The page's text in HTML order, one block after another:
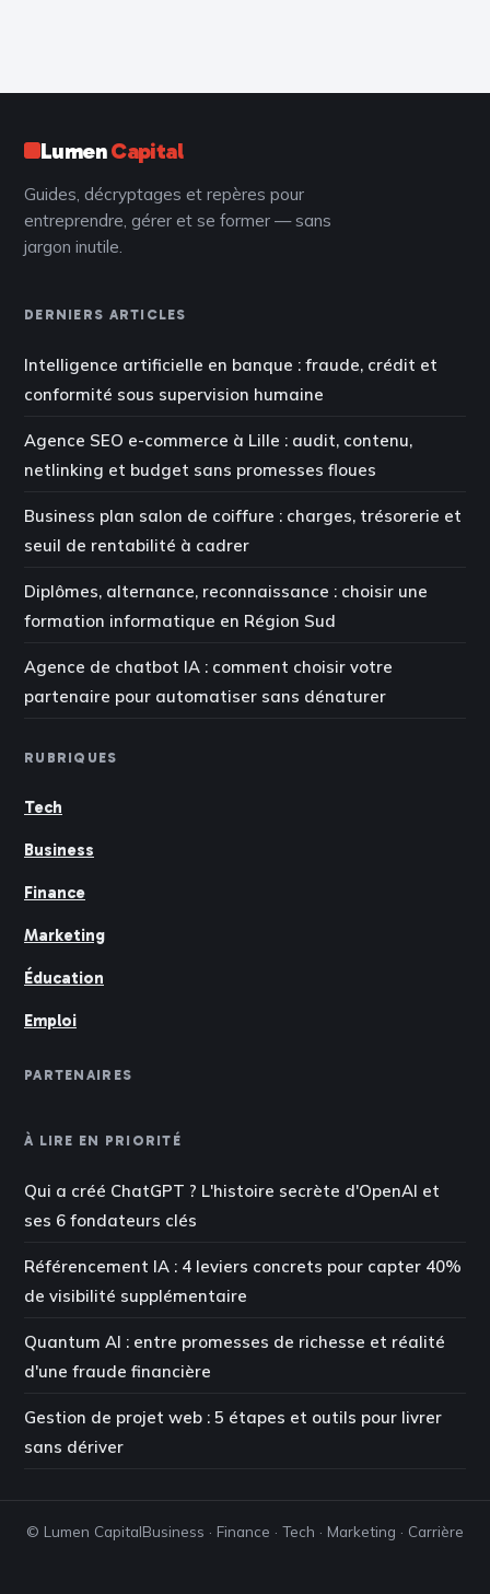
LumenCapital
Guides, décryptages et repères pour
entreprendre, gérer et se former — sans
jargon inutile.
DERNIERS ARTICLES
Intelligence artificielle en banque : fraude, crédit et
conformité sous supervision humaine
Agence SEO e-commerce à Lille : audit, contenu,
netlinking et budget sans promesses floues
Business plan salon de coiffure : charges, trésorerie et
seuil de rentabilité à cadrer
Diplômes, alternance, reconnaissance : choisir une
formation informatique en Région Sud
Agence de chatbot IA : comment choisir votre
partenaire pour automatiser sans dénaturer
RUBRIQUES
Tech
Business
Finance
Marketing
Éducation
Emploi
PARTENAIRES
À LIRE EN PRIORITÉ
Qui a créé ChatGPT ? L'histoire secrète d'OpenAI et
ses 6 fondateurs clés
Référencement IA : 4 leviers concrets pour capter 40%
de visibilité supplémentaire
Quantum AI : entre promesses de richesse et réalité
d'une fraude financière
Gestion de projet web : 5 étapes et outils pour livrer
sans dériver
© Lumen CapitalBusiness · Finance · Tech · Marketing · Carrière